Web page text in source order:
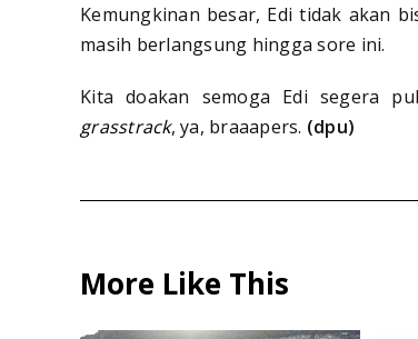
Kemungkinan besar, Edi tidak akan
masih berlangsung hingga sore ini.
Kita doakan semoga Edi segera
grasstrack, ya, braaapers. (dpu)
More Like This